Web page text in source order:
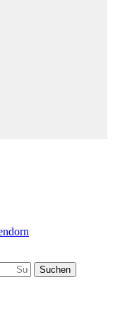
Suchen